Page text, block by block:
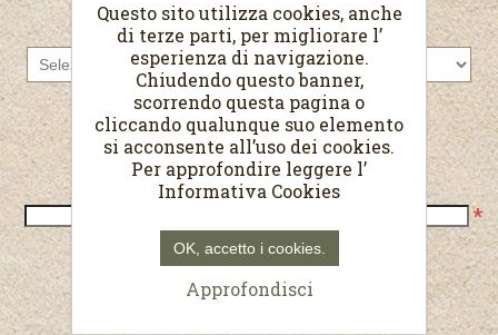
Stato/provincia:
Recapiti
Telefono:
*
Password
Questo sito utilizza cookies, anche
di terze parti, per migliorare l’
esperienza di navigazione.
Chiudendo questo banner,
scorrendo questa pagina o
cliccando qualunque suo elemento
si acconsente all’uso dei cookies.
Per approfondire leggere l’
Informativa Cookies
OK, accetto i cookies.
Approfondisci